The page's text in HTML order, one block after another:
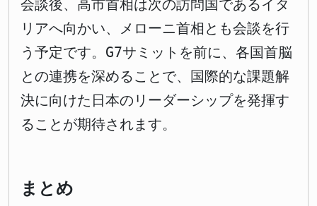
会談後、高市首相は次の訪問国であるイタ
リアへ向かい、メローニ首相とも会談を行
う予定です。G7サミットを前に、各国首脳
との連携を深めることで、国際的な課題解
決に向けた日本のリーダーシップを発揮す
ることが期待されます。
まとめ